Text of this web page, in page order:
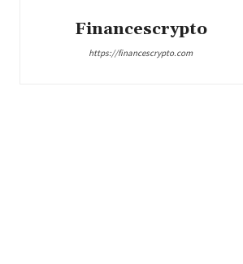
Financescrypto
https://financescrypto.com